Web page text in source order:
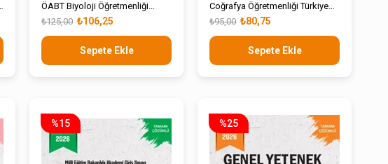
ÖABT Biyoloji Öğretmenliği
Tamamı Çözümlü Türkiye Geneli
₺106,25
₺125,00
Sepete Ekle
Coğrafya Öğretmenliği Türkiye
Geneli 4-5-6 Deneme Seti
₺80,75
₺95,00
Sepete Ekle
%15 %25